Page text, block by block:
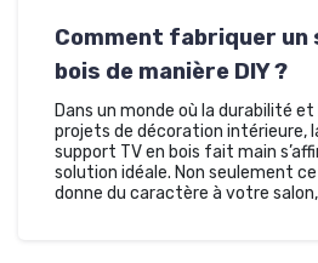
Comment fabriquer un
bois de manière DIY ?
Dans un monde où la durabilité
projets de décoration intérieure,
support TV en bois fait main
solution idéale. Non seulement
donne du caractère à votre